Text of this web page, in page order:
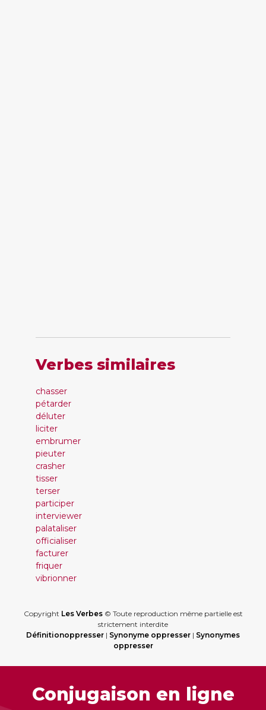
Verbes similaires
chasser
pétarder
déluter
liciter
embrumer
pieuter
crasher
tisser
terser
participer
interviewer
palataliser
officialiser
facturer
friquer
vibrionner
Copyright Les Verbes© Toute reproduction même partielle est
strictement interdite
Définitionoppresser | Synonyme oppresser | Synonymes
oppresser
Conjugaison en ligne